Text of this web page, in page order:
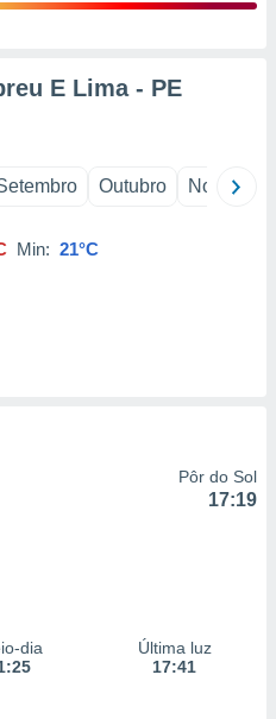
E Lima - PE
Outubro Novembro
Min: 21°C
Pôr do Sol
17:19
dia
Última luz
17:41